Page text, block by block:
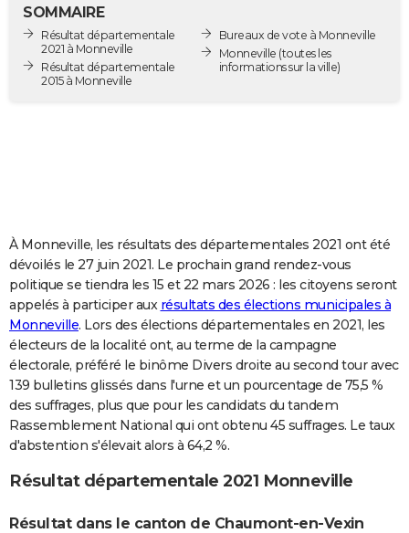
Destinations
City break
Voyage nature
Voyage de noces
Forum
Climat
GUIDES D'ACHAT
COPAINS D'AVANT
S'inscrire
Se connecter
Lycées
Collèges
Primaires
Universités
Entreprises
Service militaire
Avis de recherche
AVIS DE DÉCÈS
FORUM
Bricolage
Lifestyle
Culture
Sport
Auto
Television
Voyage
Cinema
SOMMAIRE
Résultat départementale
2021 à Monneville
Résultat départementale
2015 à Monneville
Bureaux de vote à Monneville
Monneville (toutes les
informations sur la ville)
À Monneville, les résultats des départementales 2021 ont été
dévoilés le 27 juin 2021. Le prochain grand rendez-vous
politique se tiendra les 15 et 22 mars 2026 : les citoyens seront
appelés à participer aux résultats des élections municipales à
Monneville. Lors des élections départementales en 2021, les
électeurs de la localité ont, au terme de la campagne
électorale, préféré le binôme Divers droite au second tour avec
139 bulletins glissés dans l'urne et un pourcentage de 75,5 %
des suffrages, plus que pour les candidats du tandem
Rassemblement National qui ont obtenu 45 suffrages. Le taux
d'abstention s'élevait alors à 64,2 %.
Résultat départementale 2021 Monneville
Résultat dans le canton de Chaumont-en-Vexin